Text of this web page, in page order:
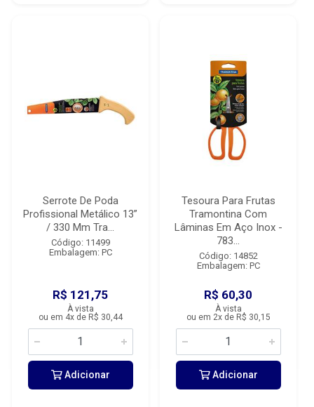
Serrote De Poda
Profissional Metálico 13”
/ 330 Mm Tra...
Código: 11499
Embalagem: PC
R$ 121,75
À vista
ou em 4x de R$ 30,44
Adicionar
Tesoura Para Frutas
Tramontina Com
Lâminas Em Aço Inox -
783...
Código: 14852
Embalagem: PC
R$ 60,30
À vista
ou em 2x de R$ 30,15
Adicionar